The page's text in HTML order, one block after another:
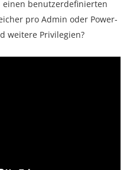
einen benutzerdefinierten
pro Admin oder Power-
weitere Privilegien?